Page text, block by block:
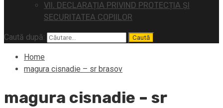
VII. DECLARAȚIA PRIVIND PROTECȚIA ȘI
SECURITATEA COPIILOR
Caută după:
Home
magura cisnadie – sr brasov
magura cisnadie – sr